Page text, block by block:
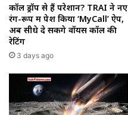
कॉल ड्रॉप से हैं परेशान? TRAI ने नए
रंग-रूप में पेश किया ‘MyCall’ ऐप,
अब सीधे दे सकेंगे वॉयस कॉल की
रेटिंग
3 days ago